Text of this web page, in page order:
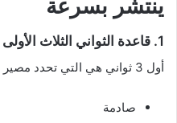
ينتشر بسرعة
1. قاعدة الثواني الثلاث الأولى
أول 3 ثواني هي التي تحدد مصير فيديوك. اجعلها:
صادمة